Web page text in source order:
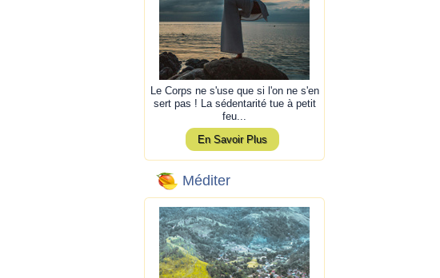
Le Corps ne s'use que si l'on ne s'en
sert pas ! La sédentarité tue à petit
feu...
En Savoir Plus
Méditer